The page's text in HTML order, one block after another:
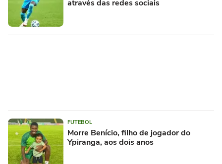
através das redes sociais
FUTEBOL
Morre Benício, filho de jogador do
Ypiranga, aos dois anos